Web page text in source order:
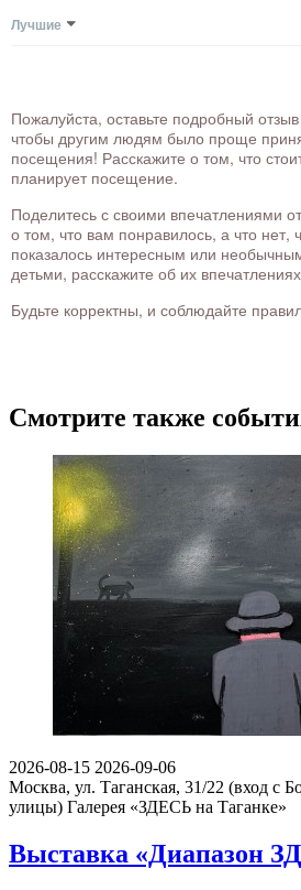
Лучшие
Пожалуйста, оставьте подробный
чтобы другим людям было проще
посещения! Расскажите о том, что
планирует посещение.
Поделитесь с своими впечатлениями
о том, что вам понравилось, а что нет,
показалось интересным или
детьми, расскажите об их
Будьте корректны, и соблюдайте
Смотрите также
2026-08-15 2026-09-06
Москва, ул. Таганская, 31/22 (вход с
улицы) Галерея «ЗДЕСЬ на Таганке»
Выставка «Диапазон